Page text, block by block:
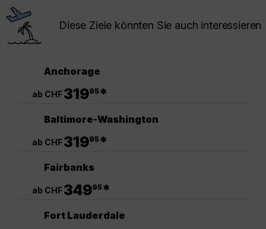
Diese Ziele könnten Sie auch interessieren
Anchorage
ab CHF31995*
Baltimore-Washington
ab CHF31995*
Fairbanks
ab CHF34995*
Fort Lauderdale